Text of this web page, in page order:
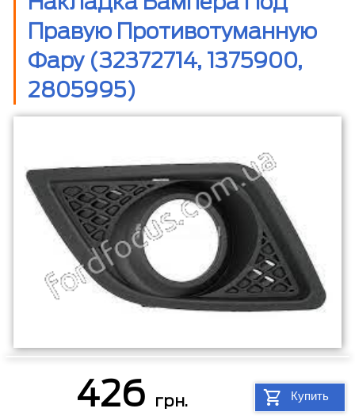
Правую Противотуманную
Фару (32372714, 1375900,
2805995)
426 грн. Купить